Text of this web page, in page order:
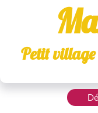
Petit